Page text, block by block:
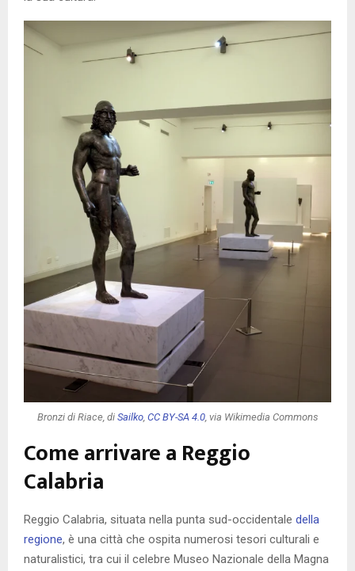
Bronzi di Riace, di Sailko, CC BY-SA 4.0, via Wikimedia Commons
Come arrivare a Reggio
Calabria
Reggio Calabria, situata nella punta sud-occidentale della
regione, è una città che ospita numerosi tesori culturali e
naturalistici, tra cui il celebre Museo Nazionale della Magna